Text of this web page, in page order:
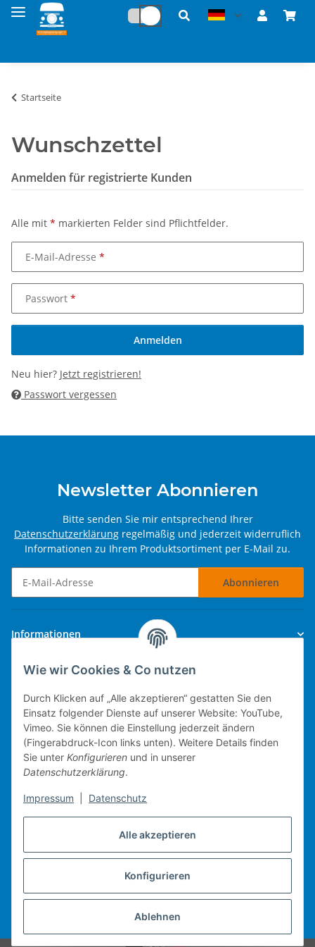
Alle akzeptieren
Konfigurieren
Ablehnen
Wie wir Cookies & Co nutzen
Durch Klicken auf „Alle akzeptieren“ gestatten Sie den
Einsatz folgender Dienste auf unserer Website: YouTube,
Vimeo. Sie können die Einstellung jederzeit ändern
(Fingerabdruck-Icon links unten). Weitere Details finden
Sie unter Konfigurieren und in unserer
Datenschutzerklärung.
Impressum Datenschutz
Startseite
Wunschzettel
Anmelden für registrierte Kunden
Alle mit * markierten Felder sind Pflichtfelder.
E-Mail-Adresse
Passwort
Anmelden
Neu hier? Jetzt registrieren!
Passwort vergessen
Newsletter Abonnieren
Bitte senden Sie mir entsprechend Ihrer
Datenschutzerklärung regelmäßig und jederzeit widerruflich
Informationen zu Ihrem Produktsortiment per E-Mail zu.
Abonnieren
Informationen
Gesetzliche Informationen
Technische Umsetzung.
mobiles Kassensystem
Warenwirtschaft
Michael Heiler / Bonn
Vertrag widerrufen
* Alle Preise inkl. gesetzlicher USt., zzgl.Versand